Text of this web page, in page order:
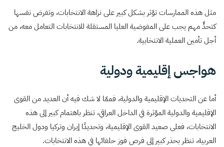
مثل هذه الممارسات تؤثر بشكل كبير على نزاهة الانتخابات، وتفرض نفسها
كتحدٍّ مهم يجب على المفوضية العليا المستقلة للانتخابات التعامل معه، من
أجل تأمين العملية الانتخابية.
هواجس إقليمية ودولية
أما عن التحديات الإقليمية والدولية، فممّا لا شك فيه أن العديد من القوى
الإقليمية والدولية المؤثرة في الداخل العراقي، تنظر باهتمام كبير إلى هذه
الانتخابات، فعلى صعيد القوى الإقليمية، وتحديدًا إيران وتركيا ودول الخليج
العربية، تنظر بحذر كبير إلى فرص فوز حلفائها في هذه الانتخابات.